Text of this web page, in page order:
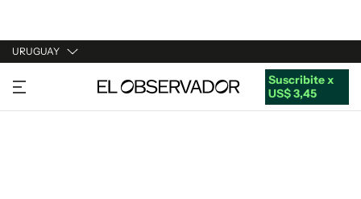
URUGUAY
URUGUAY
ARGENTINA
Suscribite x
US$ 3,45